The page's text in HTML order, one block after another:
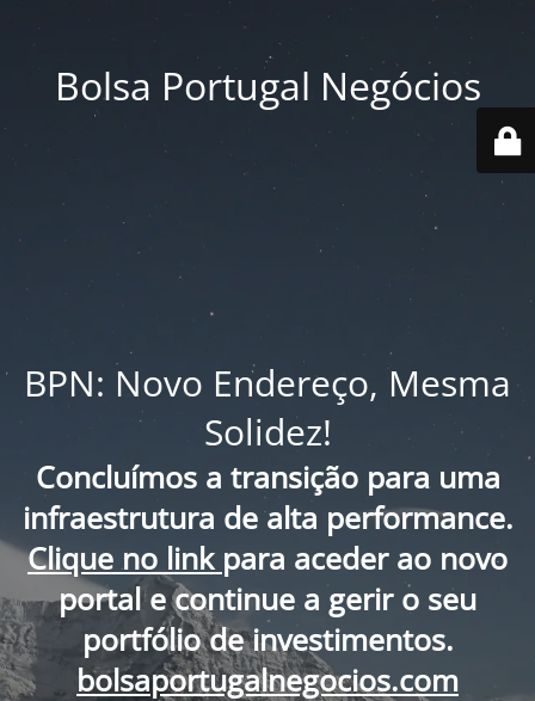
Bolsa Portugal Negócios
BPN: Novo Endereço, Mesma
Solidez!
Concluímos a transição para uma
infraestrutura de alta performance.
Clique no link para aceder ao novo
portal e continue a gerir o seu
portfólio de investimentos.
bolsaportugalnegocios.com